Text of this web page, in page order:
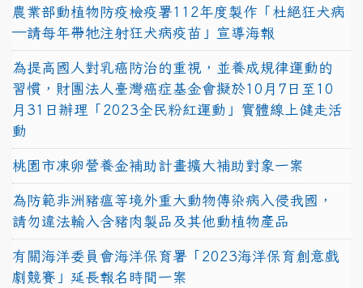
農業部動植物防疫檢疫署112年度製作「杜絕狂犬病
—請每年帶牠注射狂犬病疫苗」宣導海報
為提高國人對乳癌防治的重視，並養成規律運動的
習慣，財團法人臺灣癌症基金會擬於10月7日至10
月31日辦理「2023全民粉紅運動」實體線上健走活
動
桃園市凍卵營養金補助計畫擴大補助對象一案
為防範非洲豬瘟等境外重大動物傳染病入侵我國，
請勿違法輸入含豬肉製品及其他動植物產品
有關海洋委員會海洋保育署「2023海洋保育創意戲
劇競賽」延長報名時間一案